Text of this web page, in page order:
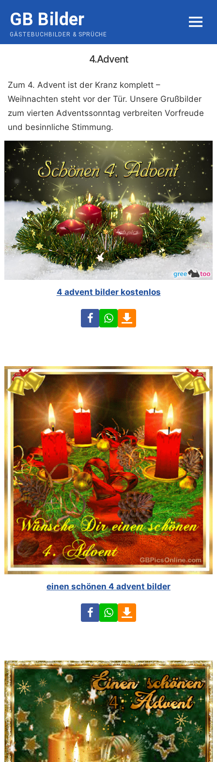
content
GB Bilder
GÄSTEBUCHBILDER & SPRÜCHE
MENU
4.Advent
Zum 4. Advent ist der Kranz komplett –
Weihnachten steht vor der Tür. Unsere Grußbilder
zum vierten Adventssonntag verbreiten Vorfreude
und besinnliche Stimmung.
4 advent bilder kostenlos
FacebookWhatsApp
einen schönen 4 advent bilder
FacebookWhatsApp